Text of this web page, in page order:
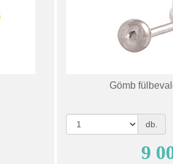
Gömb
db.
9